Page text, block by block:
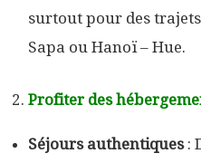
surtout pour des
Sapa ou Hanoï – Hue.
Profiter des
Séjours authentiques: